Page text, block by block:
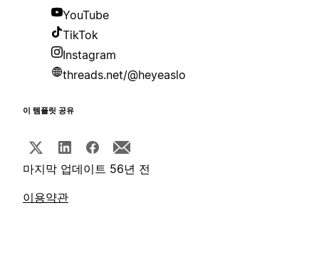
YouTube
TikTok
Instagram
threads.net/@heyeaslo
이 템플릿 공유
마지막 업데이트 56년 전
이용약관